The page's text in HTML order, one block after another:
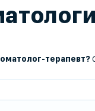
терапевт?